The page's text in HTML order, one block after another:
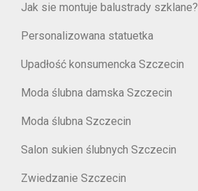
Jak sie montuje balustrady szklane?
Personalizowana statuetka
Upadłość konsumencka Szczecin
Moda ślubna damska Szczecin
Moda ślubna Szczecin
Salon sukien ślubnych Szczecin
Zwiedzanie Szczecin